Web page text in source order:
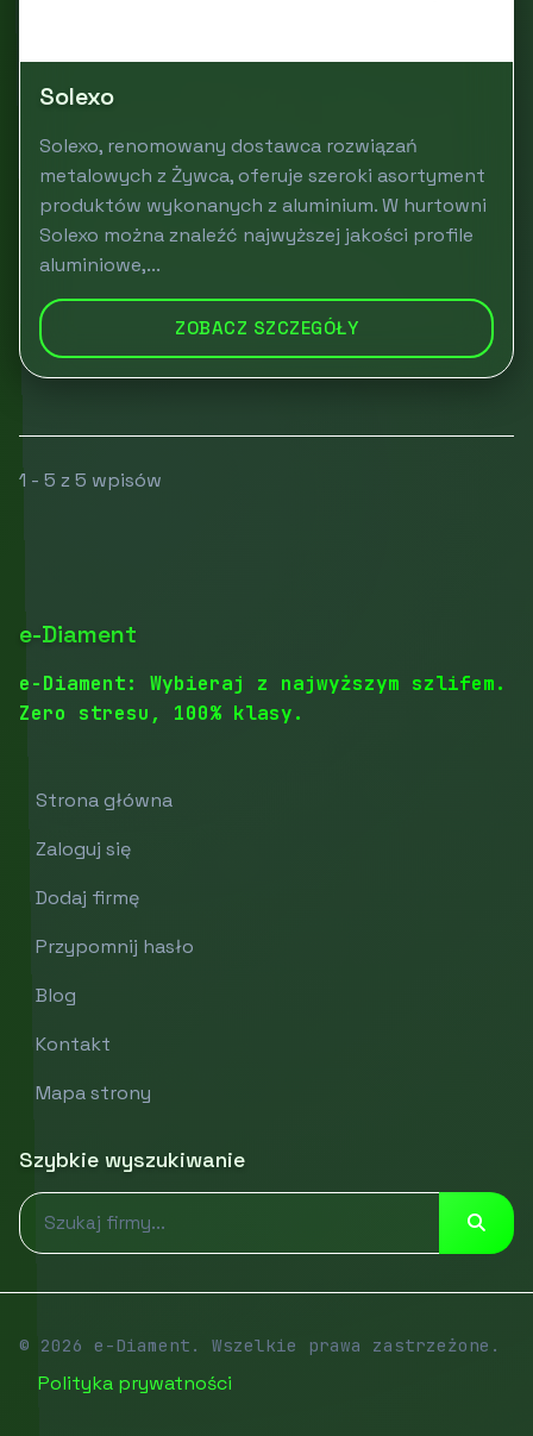
Solexo
Solexo, renomowany dostawca rozwiązań
metalowych z Żywca, oferuje szeroki asortyment
produktów wykonanych z aluminium. W hurtowni
Solexo można znaleźć najwyższej jakości profile
aluminiowe,...
ZOBACZ SZCZEGÓŁY
1 - 5 z 5 wpisów
e-Diament
e-Diament: Wybieraj z najwyższym szlifem.
Zero stresu, 100% klasy.
Strona główna
Zaloguj się
Dodaj firmę
Przypomnij hasło
Blog
Kontakt
Mapa strony
Szybkie wyszukiwanie
© 2026 e-Diament. Wszelkie prawa zastrzeżone.
Polityka prywatności